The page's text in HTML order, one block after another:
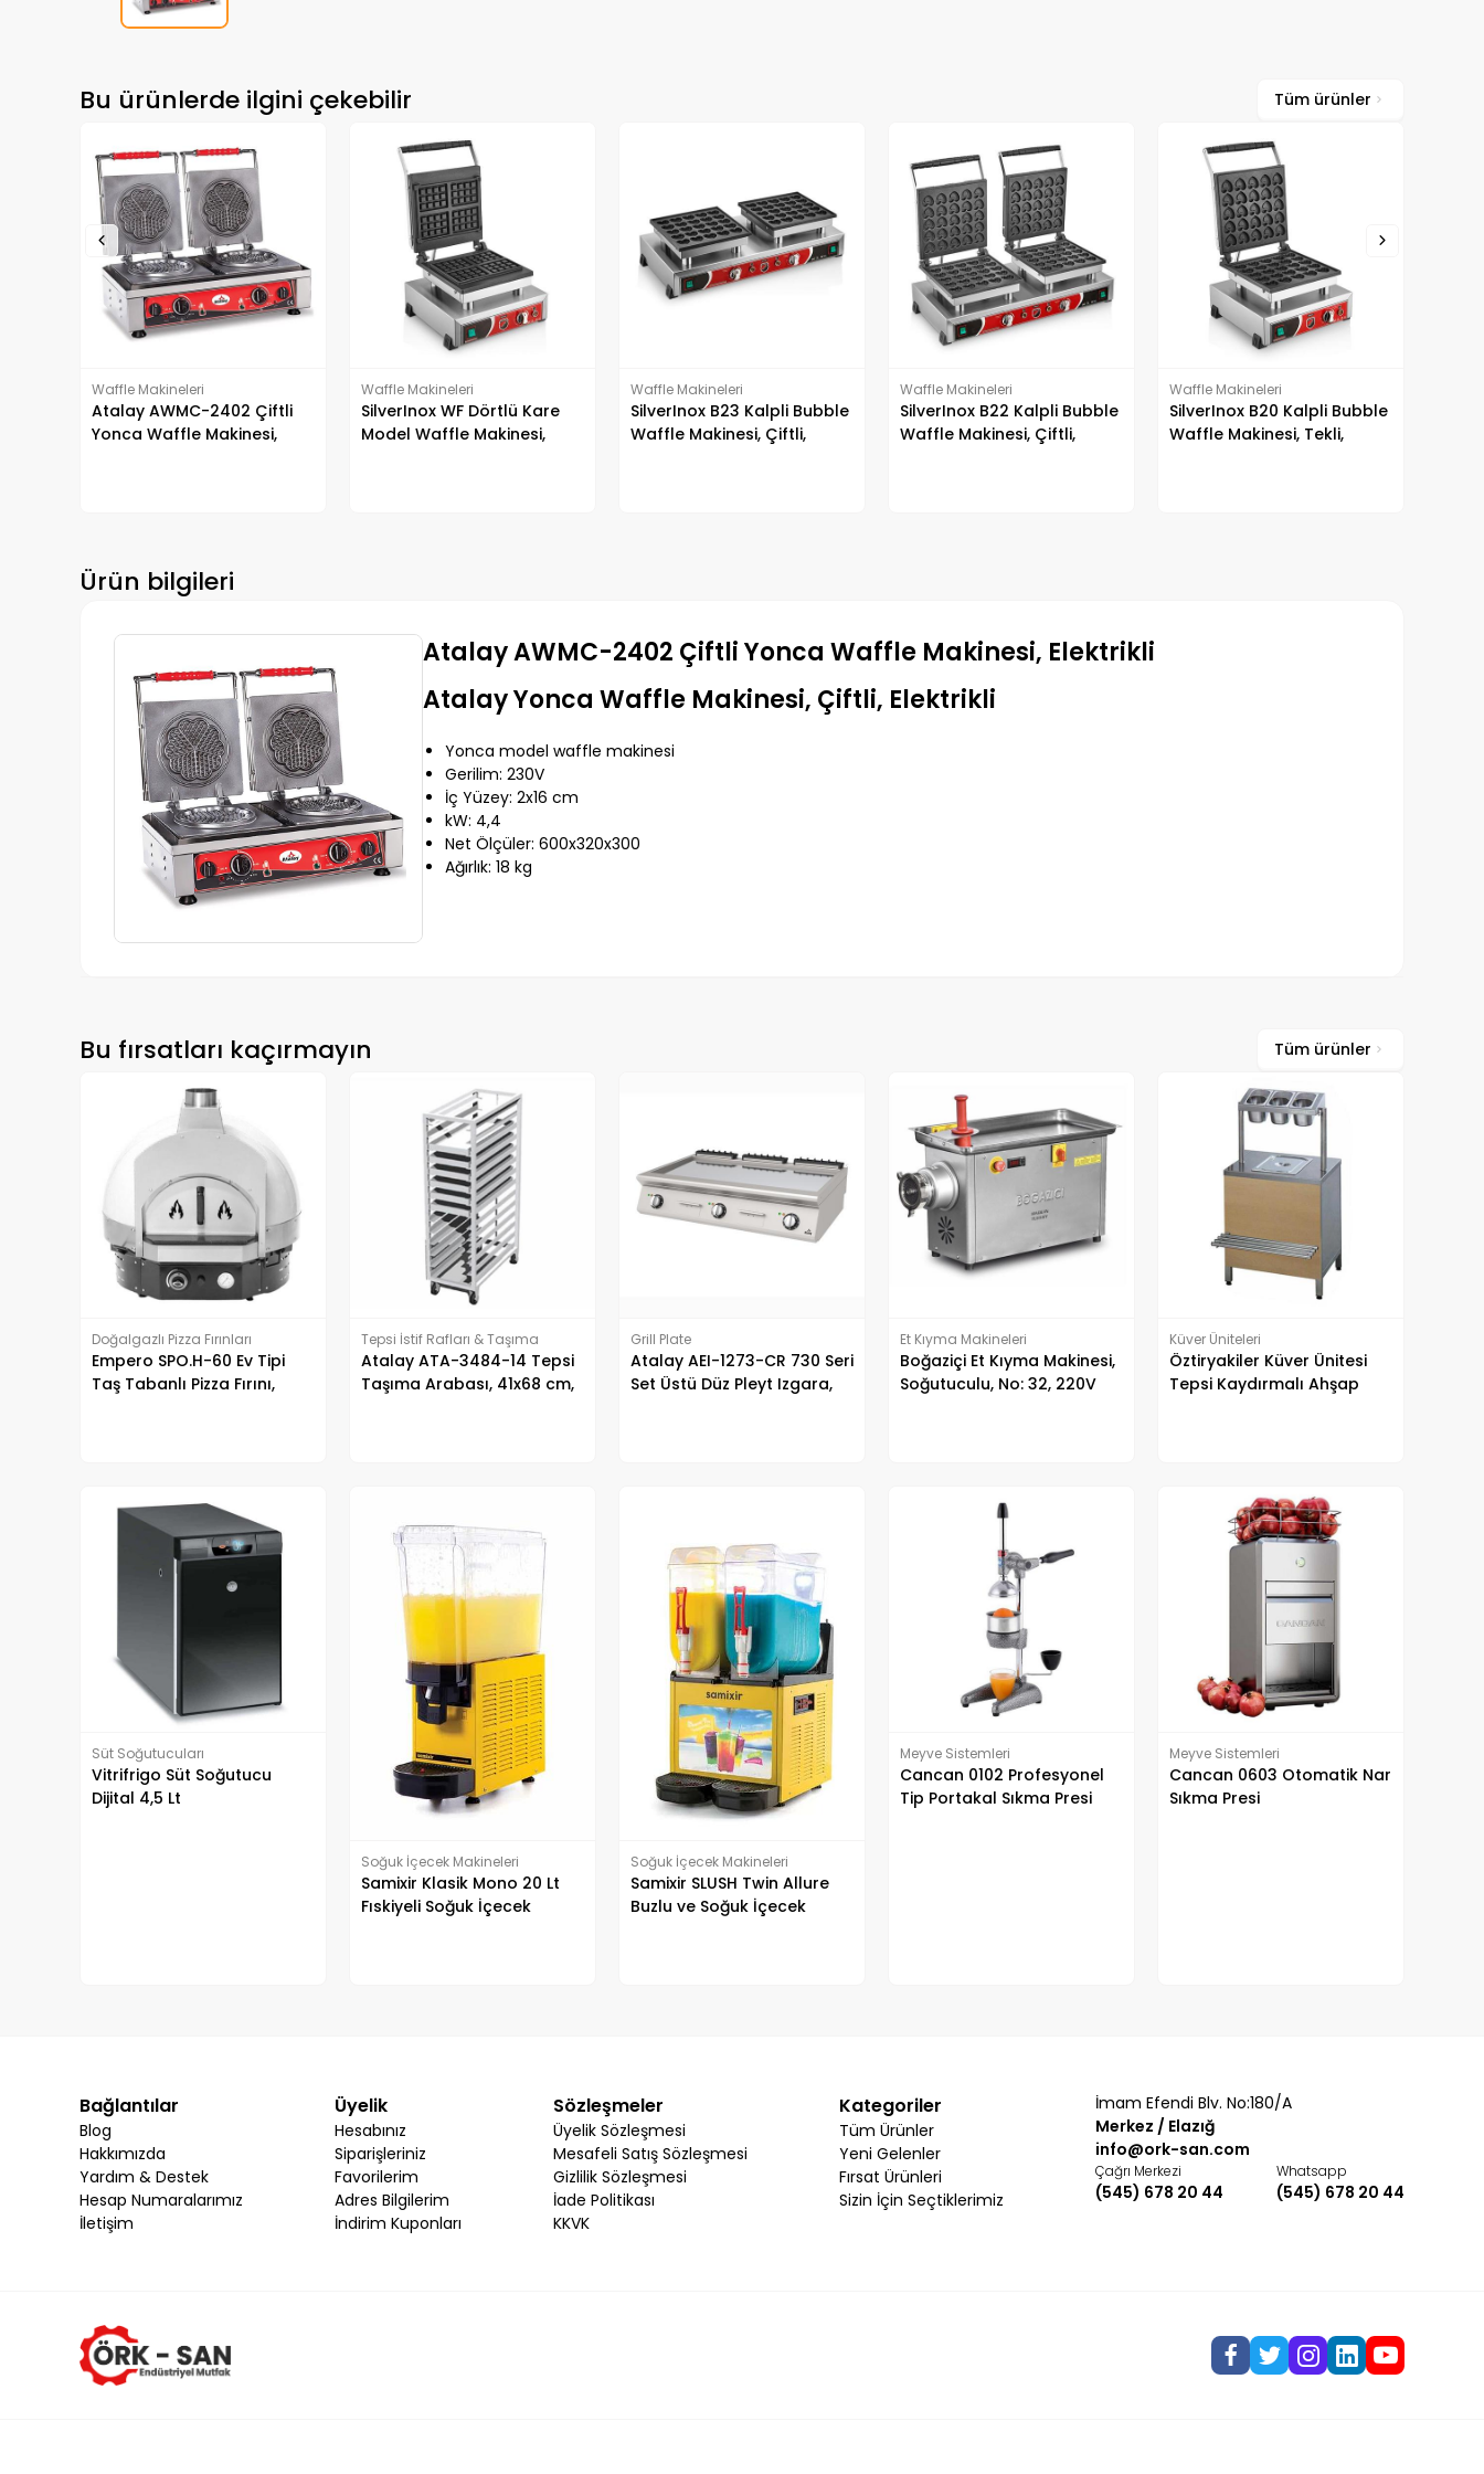
Bu ürünlerde ilgini çekebilir Tüm ürünler
Waffle Makineleri
SilverInox WF Dörtlü Kare
Model Waffle Makinesi,
Waffle Makineleri
SilverInox B23 Kalpli Bubble
Waffle Makinesi, Çiftli,
Waffle Makineleri
SilverInox B22 Kalpli Bubble
Waffle Makinesi, Çiftli,
Waffle Makineleri
SilverInox B20 Kalpli Bubble
Waffle Makinesi, Tekli,
Waffle Makineleri
SilverInox B21 Kalpli Bubble
Waffle Makinesi, Tekli,
Elektrikli
Ürün bilgileri
Atalay AWMC-2402 Çiftli Yonca Waffle Makinesi, Elektrikli
Atalay Yonca Waffle Makinesi, Çiftli, Elektrikli
Yonca model waffle makinesi
Gerilim: 230V
İç Yüzey: 2x16 cm
kW: 4,4
Net Ölçüler: 600x320x300
Ağırlık: 18 kg
Bu fırsatları kaçırmayın Tüm ürünler
Doğalgazlı Pizza Fırınları
Empero SPO.H-60 Ev Tipi
Taş Tabanlı Pizza Fırını,
Tepsi İstif Rafları & Taşıma
Arabaları
Atalay ATA-3484-14 Tepsi
Taşıma Arabası, 41x68 cm,
Grill Plate
Atalay AEI-1273-CR 730 Seri
Set Üstü Düz Pleyt Izgara,
Et Kıyma Makineleri
Boğaziçi Et Kıyma Makinesi,
Soğutuculu, No: 32, 220V
Küver Üniteleri
Öztiryakiler Küver Ünitesi
Tepsi Kaydırmalı Ahşap
Süt Soğutucuları
Vitrifrigo Süt Soğutucu
Dijital 4,5 Lt
Soğuk İçecek Makineleri
Samixir Klasik Mono 20 Lt
Fıskiyeli Soğuk İçecek
Soğuk İçecek Makineleri
Samixir SLUSH Twin Allure
Buzlu ve Soğuk İçecek
Meyve Sistemleri
Cancan 0102 Profesyonel
Tip Portakal Sıkma Presi
Meyve Sistemleri
Cancan 0603 Otomatik Nar
Sıkma Presi
Bağlantılar
Blog
Hakkımızda
Yardım & Destek
Hesap Numaralarımız
İletişim
Üyelik
Hesabınız
Siparişleriniz
Favorilerim
Adres Bilgilerim
İndirim Kuponları
Sözleşmeler
Üyelik Sözleşmesi
Mesafeli Satış Sözleşmesi
Gizlilik Sözleşmesi
İade Politikası
KKVK
Kategoriler
Tüm Ürünler
Yeni Gelenler
Fırsat Ürünleri
Sizin İçin Seçtiklerimiz
İmam Efendi Blv. No:180/A
Merkez / Elazığ
info@ork-san.com
Çağrı Merkezi
(545) 678 20 44
Whatsapp
(545) 678 20 44